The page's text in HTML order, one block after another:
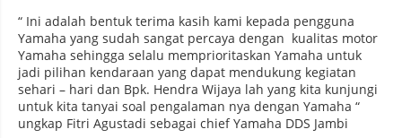
“ Ini adalah bentuk terima kasih kami kepada pengguna
Yamaha yang sudah sangat percaya dengan kualitas motor
Yamaha sehingga selalu memprioritaskan Yamaha untuk
jadi pilihan kendaraan yang dapat mendukung kegiatan
sehari – hari dan Bpk. Hendra Wijaya lah yang kita kunjungi
untuk kita tanyai soal pengalaman nya dengan Yamaha “
ungkap Fitri Agustadi sebagai chief Yamaha DDS Jambi